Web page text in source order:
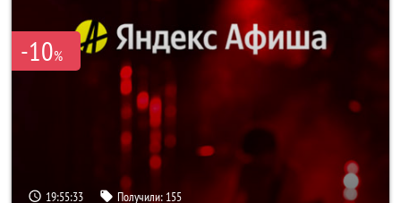
-10%
19:55:33 Получили: 155